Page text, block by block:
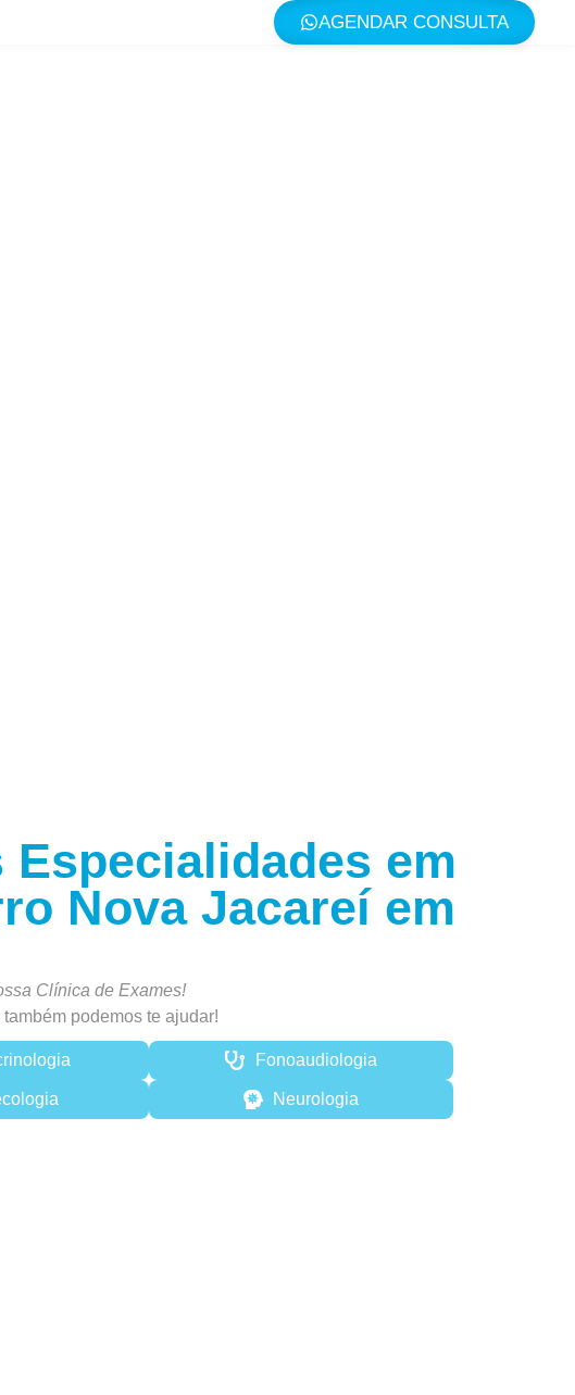
AGENDAR CONSULTA
em
Nova Jacareí em
Clínica de Exames!
podemos te ajudar!
Fonoaudiologia
Neurologia